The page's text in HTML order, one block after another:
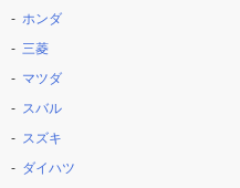
ホンダ
三菱
マツダ
スバル
スズキ
ダイハツ